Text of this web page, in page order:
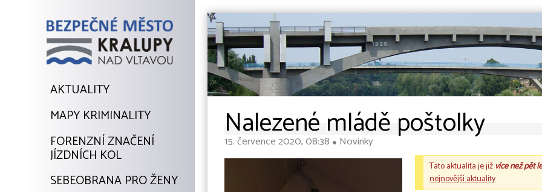
AKTUALITY
MAPY KRIMINALITY
FORENZNÍ ZNAČENÍ
JÍZDNÍCH KOL
SEBEOBRANA PRO ŽENY
Nalezené mládě poštolky
15. července 2020, 08:38 ● Novinky
Tato aktualita je jižvíce než pět
nejnovější aktuality